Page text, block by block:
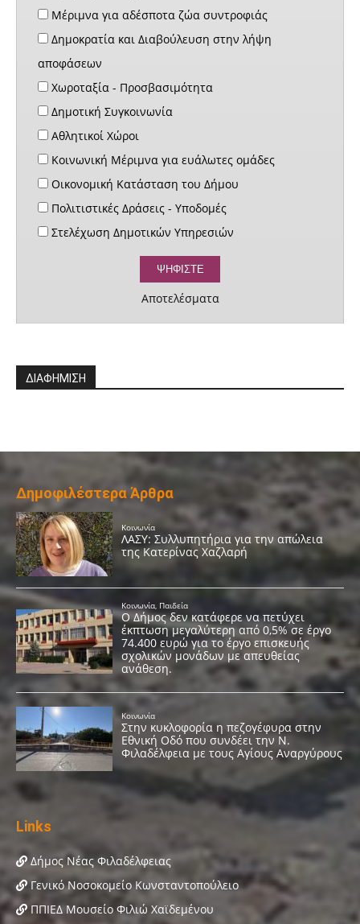
Μέριμνα για αδέσποτα ζώα συντροφιάς
Δημοκρατία και Διαβούλευση στην λήψη
αποφάσεων
Χωροταξία - Προσβασιμότητα
Δημοτική Συγκοινωνία
Αθλητικοί Χώροι
Κοινωνική Μέριμνα για ευάλωτες ομάδες
Οικονομική Κατάσταση του Δήμου
Πολιτιστικές Δράσεις - Υποδομές
Στελέχωση Δημοτικών Υπηρεσιών
Αποτελέσματα
ΔΙΑΦΗΜΙΣΗ
Δημοφιλέστερα Άρθρα
Links
Δήμος Νέας Φιλαδέλφειας
Γενικό Νοσοκομείο Κωνσταντοπούλειο
ΠΠΙΕΔ Μουσείο Φιλιώ Χαϊδεμένου